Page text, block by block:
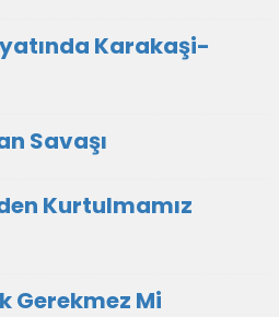
Karakaşi-
Savaşı
Kurtulmamız
Gerekmez Mi